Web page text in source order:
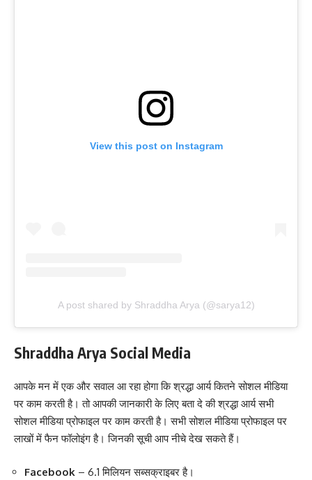
View this post on Instagram
A post shared by Shraddha Arya (@sarya12)
Shraddha Arya Social Media
आपके मन में एक और सवाल आ रहा होगा कि श्रद्धा आर्य कितने सोशल मीडिया
पर काम करती है। तो आपकी जानकारी के लिए बता दे की श्रद्धा आर्य सभी
सोशल मीडिया प्रोफाइल पर काम करती है। सभी सोशल मीडिया प्रोफाइल पर
लाखों में फैन फॉलोइंग है। जिनकी सूची आप नीचे देख सकते हैं।
Facebook – 6.1 मिलियन सब्सक्राइबर है।